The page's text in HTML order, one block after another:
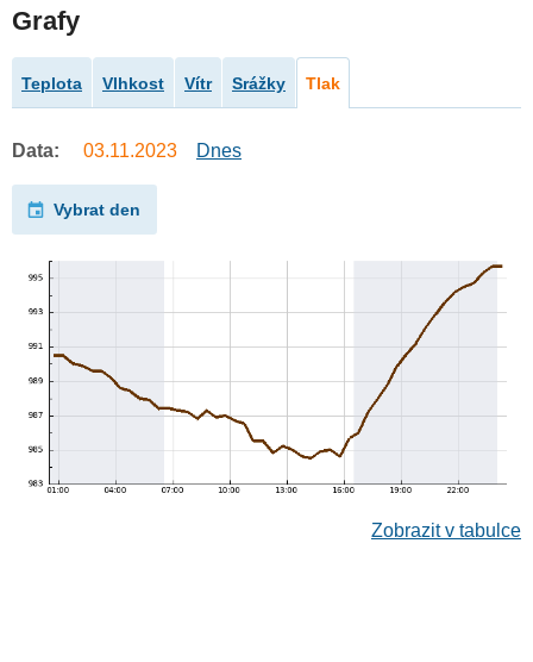
Grafy
Teplota Vlhkost Vítr Srážky Tlak
Data: 03.11.2023 Dnes
Vybrat den
Zobrazit v tabulce